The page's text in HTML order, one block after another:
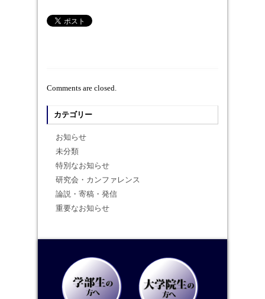
Comments are closed.
カテゴリー
お知らせ
未分類
特別なお知らせ
研究会・カンファレンス
論説・寄稿・発信
重要なお知らせ